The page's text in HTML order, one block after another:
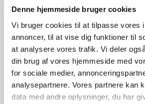
Denne hjemmeside bruger cookies
Vi bruger cookies til at tilpasse vores
annoncer, til at vise dig funktioner til
at analysere vores trafik. Vi deler
din brug af vores hjemmeside med
for sociale medier,
analysepartnere. Vores partnere kan
data med andre oplysninger, du har
par exemple, à la classe IP, à
parties de la lampe fabriquées
mentionnés ci-dessus, aux
capteur, le module LED, le
en plastique, etc.
Les pièces ou composants
une installation incorrecte, un
aux instructions, une mauvaise